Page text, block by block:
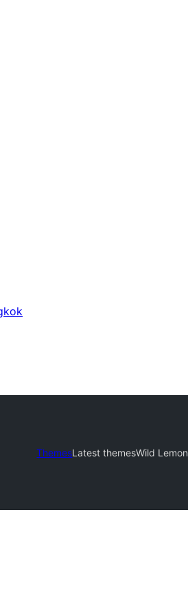
ThemesLatest themesWild Lemon